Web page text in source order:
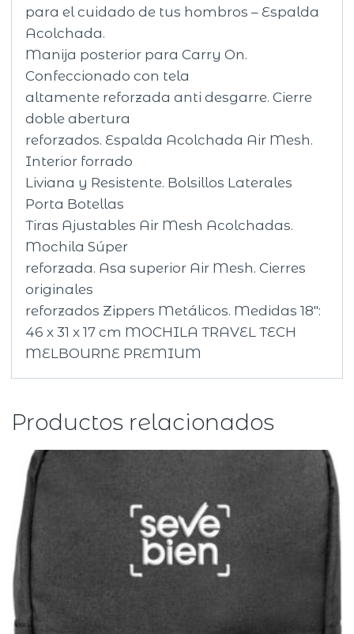
para el cuidado de tus hombros – Espalda
Acolchada.
Manija posterior para Carry On.
Confeccionado con tela
altamente reforzada anti desgarre. Cierre
doble abertura
reforzados. Espalda Acolchada Air Mesh.
Interior forrado
Liviana y Resistente. Bolsillos Laterales
Porta Botellas
Tiras Ajustables Air Mesh Acolchadas.
Mochila Súper
reforzada. Asa superior Air Mesh. Cierres
originales
reforzados Zippers Metálicos. Medidas 18″:
46 x 31 x 17 cm MOCHILA TRAVEL TECH
MELBOURNE PREMIUM
Productos relacionados